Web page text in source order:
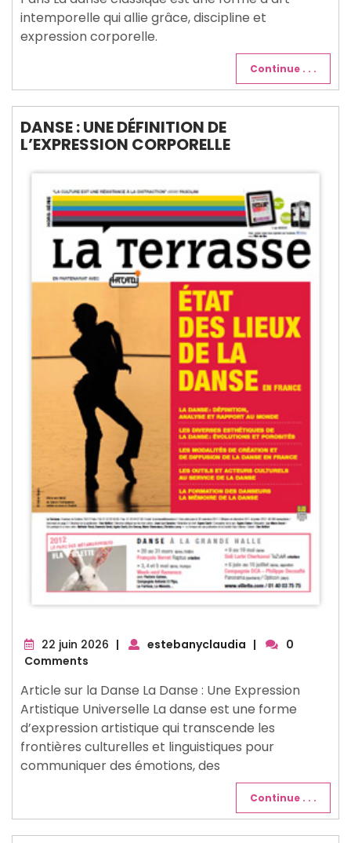
intemporelle qui allie grâce, discipline et
expression corporelle.
Continue . . .
DANSE : UNE DÉFINITION DE
L’EXPRESSION CORPORELLE
22 juin 2026 22
| estebanyclaudia |
0
Comments
Article sur la Danse La Danse : Une Expression
Artistique Universelle La danse est une forme
d’expression artistique qui transcende les
frontières culturelles et linguistiques pour
communiquer des émotions, des
Continue . . .